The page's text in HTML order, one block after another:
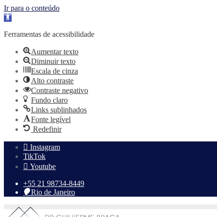
Ir para o conteúdo
Abrir
barra
ferramentas
Ferramentas de acessibilidade
Aumentar texto
Diminuir texto
Escala de cinza
Alto contraste
Contraste negativo
Fundo claro
Links sublinhados
Fonte legível
Redefinir
Skip
content
Instagram
TikTok
Youtube
‪+55 21 98734-8449‬
Rio de Janeiro